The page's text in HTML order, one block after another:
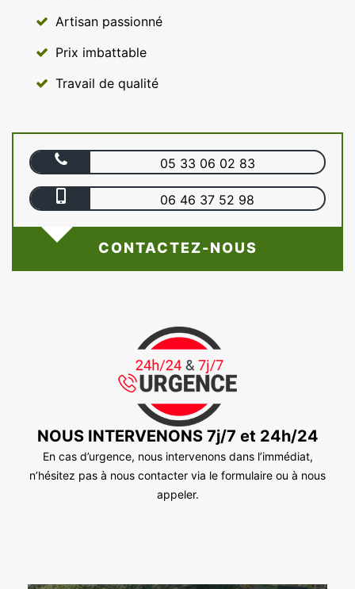
Artisan passionné
Prix imbattable
Travail de qualité
05 33 06 02 83
06 46 37 52 98
CONTACTEZ-NOUS
NOUS INTERVENONS 7j/7 et 24h/24
En cas d’urgence, nous intervenons dans l’immédiat,
n’hésitez pas à nous contacter via le formulaire ou à nous
appeler.